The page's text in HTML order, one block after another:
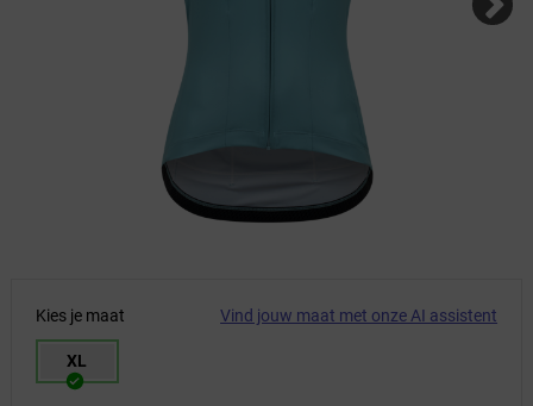
Kies je maat Vind jouw maat met onze AI assistent
XL